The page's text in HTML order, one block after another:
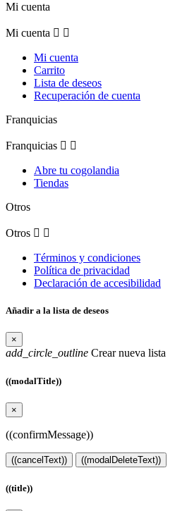
Mi cuenta
Mi cuenta  
Mi cuenta
Carrito
Lista de deseos
Recuperación de cuenta
Franquicias
Franquicias  
Abre tu cogolandia
Tiendas
Otros
Otros  
Términos y condiciones
Política de privacidad
Declaración de accesibilidad
Añadir a la lista de deseos
×
add_circle_outline Crear nueva lista
((modalTitle))
×
((confirmMessage))
((cancelText)) ((modalDeleteText))
((title))